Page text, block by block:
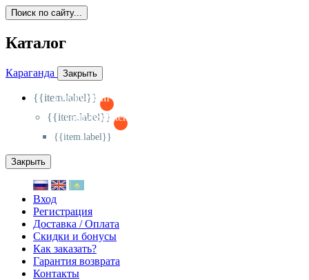
Поиск по сайту...
Каталог
Караганда Закрыть
{{item.label}}
{{activeItem==item.id?'-
{{item.label}}
{{activeSubitem==item.id?'-
{{item.label}}
Закрыть
Вход
Регистрация
Доставка / Оплата
Скидки и бонусы
Как заказать?
Гарантия возврата
Контакты